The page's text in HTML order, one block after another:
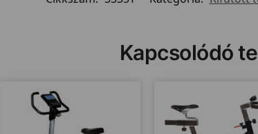
Kapcsolódó